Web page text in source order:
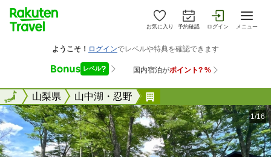
お気に入り 予約確認 ログイン メニュー
全国山梨県 山中湖・忍野
全国
1/16